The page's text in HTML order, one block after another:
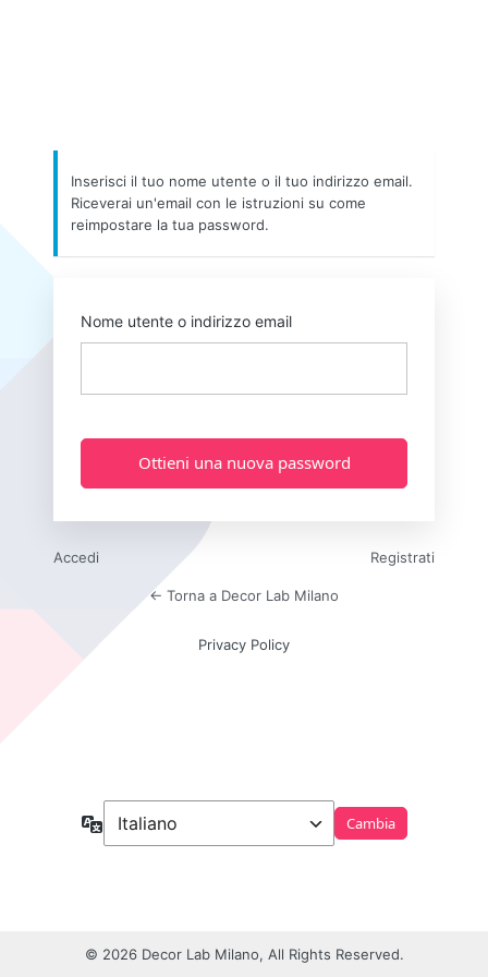
Inserisci il tuo nome utente o il tuo indirizzo email.
Riceverai un'email con le istruzioni su come
reimpostare la tua password.
Nome utente o indirizzo email
Accedi Registrati
← Torna a Decor Lab Milano
Privacy Policy
Lingua
© 2026 Decor Lab Milano, All Rights Reserved.